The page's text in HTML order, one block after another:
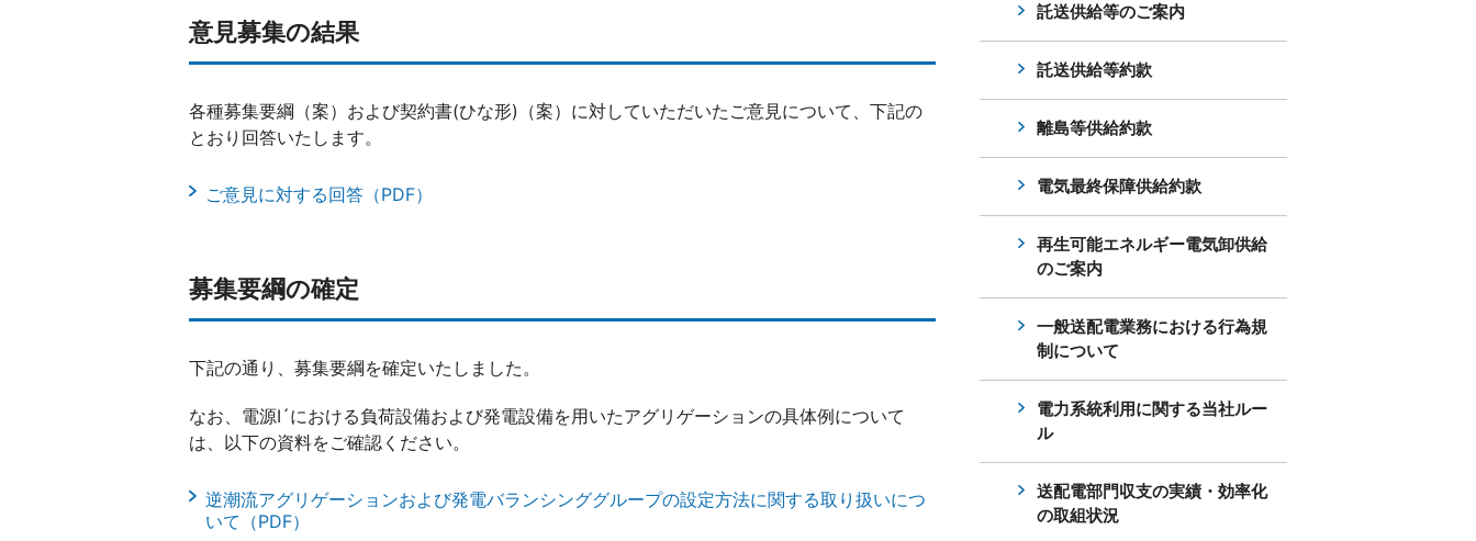
意見募集の結果
各種募集要綱（案）および契約書(ひな形)（案）に対していただいたご意見について、下記の
とおり回答いたします。
ご意見に対する回答（PDF）
募集要綱の確定
下記の通り、募集要綱を確定いたしました。
なお、電源Ⅰ´における負荷設備および発電設備を用いたアグリゲーションの具体例について
は、以下の資料をご確認ください。
逆潮流アグリゲーションおよび発電バランシンググループの設定方法に関する取り扱いにつ
いて（PDF）
託送供給等のご案内
託送供給等約款
離島等供給約款
電気最終保障供給約款
再生可能エネルギー電気卸供給
のご案内
一般送配電業務における行為規
制について
電力系統利用に関する当社ルー
ル
送配電部門収支の実績・効率化
の取組状況